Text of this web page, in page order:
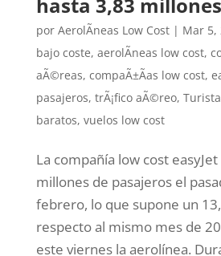
por AerolÃ­neas Low Cost| Mar 5,
bajo coste, aerolÃ­neas low cost,
aÃ©reas, compaÃ±Ã­as low cost,
pasajeros, trÃ¡fico aÃ©reo,
baratos, vuelos low cost
La compañía low cost
millones de pasajeros el
febrero, lo que supone un
respecto al mismo mes de
este viernes la aerolínea.